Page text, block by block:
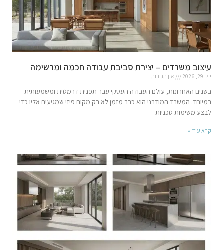
עיצוב משרדים – יצירת סביבת עבודה חכמה ומרשימה
יולי 29, 2026 אין תגובות
בשנים האחרונות, עולם העבודה העסקי עבר תפנית דרמטית ומשמעותית
במיוחד. המשרד המודרני הוא כבר מזמן לא רק מקום פיזי שמגיעים אליו כדי
לבצע משימות טכניות
קרא עוד »